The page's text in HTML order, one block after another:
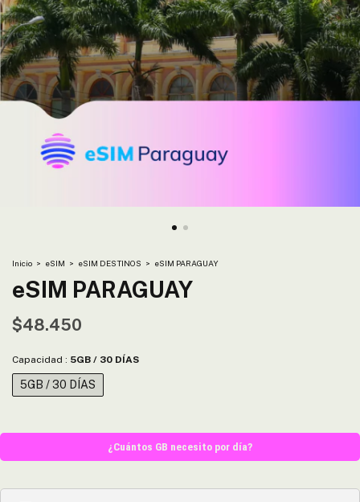
Inicio > eSIM > eSIM DESTINOS > eSIM PARAGUAY
eSIM PARAGUAY
$48.450
Capacidad : 5GB / 30 DÍAS
5GB / 30 DÍAS
¿Cuántos GB necesito por día?